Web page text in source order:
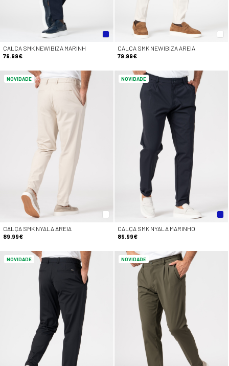
CALÇA SMK NEWIBIZA MARINH
79.99€
CALÇA SMK NEWIBIZA AREIA
79.99€
NOVIDADE
CALÇA SMK NYALA AREIA
89.99€
NOVIDADE
CALÇA SMK NYALA MARINHO
89.99€
NOVIDADE NOVIDADE